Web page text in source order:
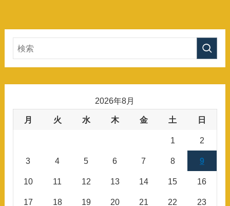
2026年8月
月 火 水 木 金 土 日
1 2
3 4 5 6 7 8 9
10 11 12 13 14 15 16
17 18 19 20 21 22 23